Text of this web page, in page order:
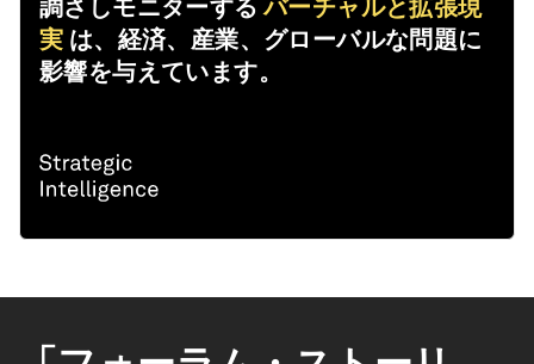
調さしモニターする バーチャルと拡張現
実 は、経済、産業、グローバルな問題に
影響を与えています。